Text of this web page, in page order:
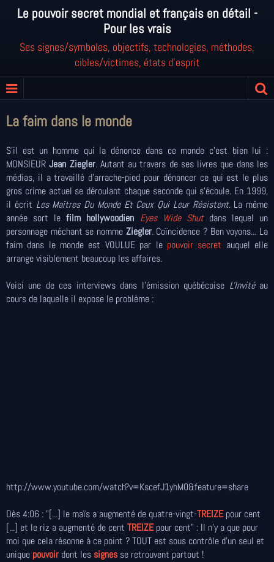
Le pouvoir secret mondial et français en détail -
Pour les vrais
Ses signes/symboles, objectifs, technologies, méthodes,
cibles/victimes, états d'esprit
La faim dans le monde
S'il est un homme qui la dénonce dans ce monde c'est bien lui :
MONSIEUR Jean Ziegler. Autant au travers de ses livres que dans les
médias, il a travaillé d'arrache-pied pour dénoncer ce qui est le plus
gros crime actuel se déroulant chaque seconde qui s'écoule. En 1999,
il écrit Les Maîtres Du Monde Et Ceux Qui Leur Résistent. La même
année sort le film hollywoodien Eyes Wide Shutdans lequel un
personnage méchant se nomme Ziegler. Coïncidence ? Ben voyons... La
faim dans le monde est VOULUE par le pouvoir secret auquel elle
arrange visiblement beaucoup les affaires.
Voici une de ces interviews dans l'émission québécoise L'Invitéau
cours de laquelle il expose le problème :
http://www.youtube.com/watch?v=KscefJ1yhM0&feature=share
Dès 4:06 : "[...] le maïs a augmenté de quatre-vingt-TREIZEpour cent
[...] et le riz a augmenté de cent TREIZEpour cent" : Il n'y a que pour
moi que cela résonne à ce point ? TOUT est sous contrôle d'un seul et
unique pouvoir dont les signes se retrouvent partout !